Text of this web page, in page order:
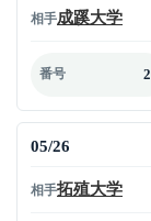
相手成蹊大学
番号
05/26
相手拓殖大学